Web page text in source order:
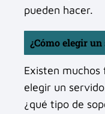
pueden hacer.
¿Cómo elegir
Existen
elegir un
¿qué tipo de